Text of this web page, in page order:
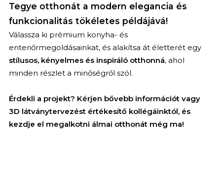
Tegye otthonát a modern elegancia és
funkcionalitás tökéletes példájává!
Válassza ki prémium konyha- és
enteriőrmegoldásainkat, és alakítsa át életterét egy
stílusos, kényelmes és inspiráló otthonná, ahol
minden részlet a minőségről szól.
Érdekli a projekt? Kérjen bővebb információt vagy
3D látványtervezést értékesítő kollégáinktól, és
kezdje el megalkotni álmai otthonát még ma!